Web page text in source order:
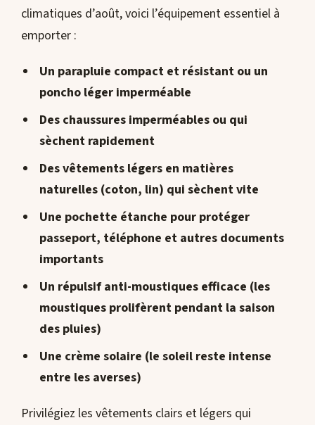
climatiques d’août, voici l’équipement essentiel à
emporter :
Un parapluie compact et résistant ou un
poncho léger imperméable
Des chaussures imperméables ou qui
sèchent rapidement
Des vêtements légers en matières
naturelles (coton, lin) qui sèchent vite
Une pochette étanche pour protéger
passeport, téléphone et autres documents
importants
Un répulsif anti-moustiques efficace (les
moustiques prolifèrent pendant la saison
des pluies)
Une crème solaire (le soleil reste intense
entre les averses)
Privilégiez les vêtements clairs et légers qui